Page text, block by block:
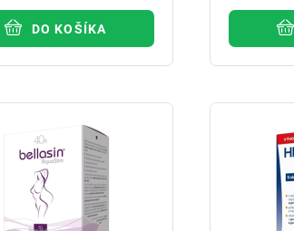
DO KOŠÍKA